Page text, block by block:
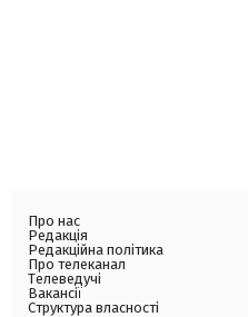
Про нас
Редакція
Редакційна політика
Про телеканал
Телеведучі
Вакансії
Структура власності